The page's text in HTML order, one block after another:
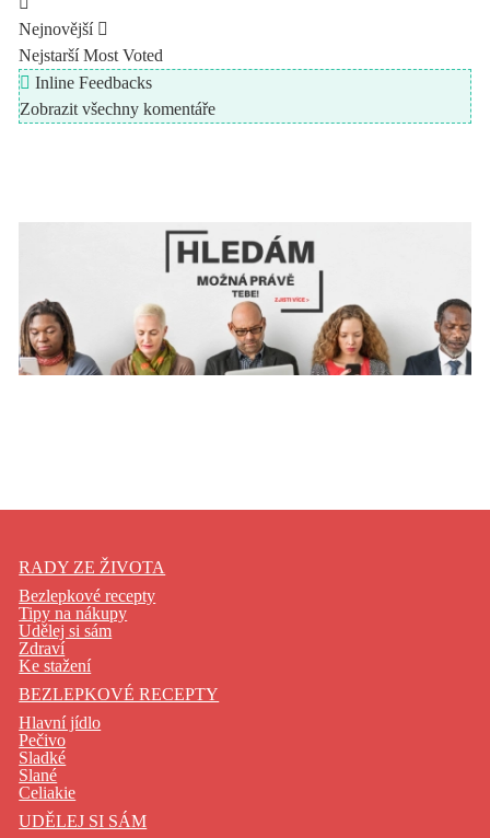
Nejnovější
Nejstarší Most Voted
Inline Feedbacks
Zobrazit všechny komentáře
RADY ZE ŽIVOTA
Bezlepkové recepty
Tipy na nákupy
Udělej si sám
Zdraví
Ke stažení
BEZLEPKOVÉ RECEPTY
Hlavní jídlo
Pečivo
Sladké
Slané
Celiakie
UDĚLEJ SI SÁM